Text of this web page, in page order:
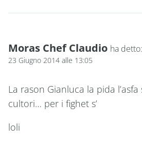
Moras Chef Claudio ha detto:
23 Giugno 2014 alle 13:05
La rason Gianluca la pida
cultori… per i fighet s’
loli